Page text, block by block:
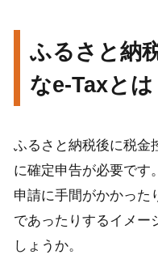
ふるさと納
なe-Taxとは
ふるさと納税後に税金
に確定申告が必要です
申請に手間がかかった
であったりするイメー
しょうか。